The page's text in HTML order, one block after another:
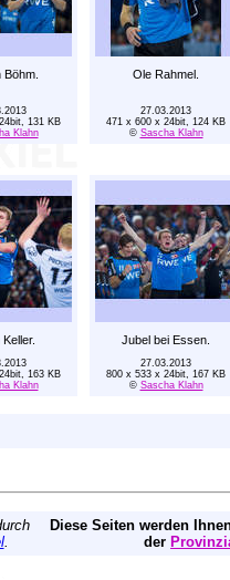
Böhm. Ole Rahmel.
131 KB
Klahn
27.03.2013
471 x 600 x 24bit, 124 KB
© Sascha Klahn
Jubel bei Essen.
163 KB
Klahn
27.03.2013
800 x 533 x 24bit, 167 KB
© Sascha Klahn
.
Diese Seiten werden
der